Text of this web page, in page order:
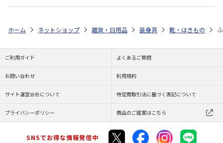
ホーム ネットショップ 雑貨・日用品 装身具 靴・はきもの
ご利用ガイド よくあるご質問
お問い合わせ 利用規約
サイト運営会社について 特定商取引法に基づく表記について
プライバシーポリシー 商品のご提案はこちら
SNSでお得な情報発信中